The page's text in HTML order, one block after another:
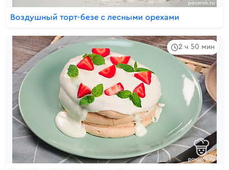
Воздушный торт-безе с лесными орехами
2 ч 50 мин